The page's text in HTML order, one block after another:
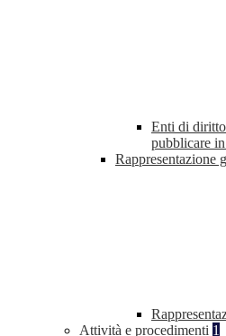
Enti di
pubblicare
Rappresentazione
Attività e procedimenti 1